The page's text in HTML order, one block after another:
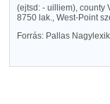
(ejtsd: - uilliem), county
8750 lak., West-Point
Forrás: Pallas